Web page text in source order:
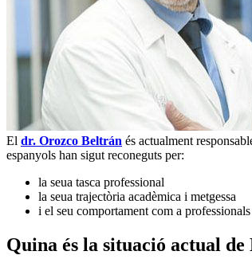
El dr. Orozco Beltrán és actualment
espanyols han sigut reconeguts per:
la seua tasca professional
la seua trajectòria acadèmica i metgessa
i el seu comportament com a
Quina és la situació actual